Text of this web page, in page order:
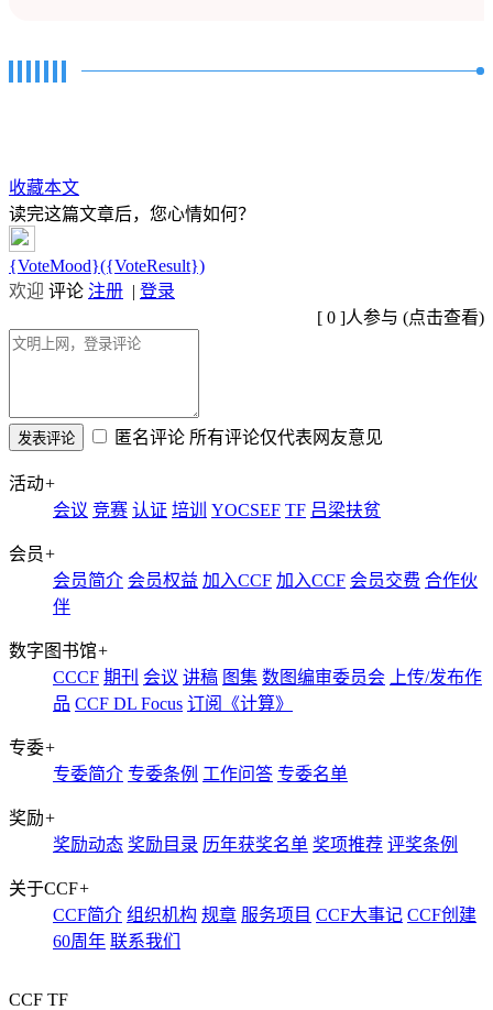
收藏本文
读完这篇文章后，您心情如何？
{VoteMood}({VoteResult})
欢迎 评论 注册 | 登录
[ 0 ]人参与 (点击查看)
匿名评论 所有评论仅代表网友意见
活动+
会议 竞赛 认证 培训 YOCSEF TF 吕梁扶贫
会员+
会员简介 会员权益 加入CCF 加入CCF 会员交费 合作伙
伴
数字图书馆+
CCCF 期刊 会议 讲稿 图集 数图编审委员会
上传/发布作
品 CCF DL Focus 订阅《计算》
专委+
专委简介 专委条例 工作问答 专委名单
奖励+
奖励动态 奖励目录 历年获奖名单 奖项推荐 评奖条例
关于CCF+
CCF简介 组织机构 规章 服务项目 CCF大事记 CCF创建
60周年 联系我们
CCF TF